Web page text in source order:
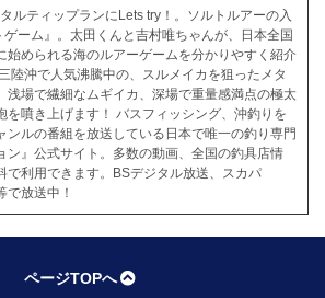
ルティップランにLets try！。ソルトルアーの入
ゲーム』。太田くんと吉村唯ちゃんが、日本全国
始められる海のルアーゲームを分かりやすく紹介
陸沖で人気沸騰中の、スルメイカを狙ったメタ
浅場で繊細なムギイカ、深場で重量感満点の極太
を噴き上げます！ バスフィッシング、沖釣りを
ンルの番組を放送している日本で唯一の釣り専門
ン』公式サイト。多数の動画、全国の釣具店情
で利用できます。BSデジタル放送、スカパ
で放送中！
ページTOPへ